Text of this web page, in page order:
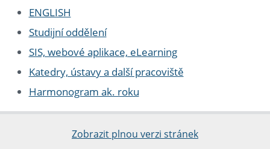
ENGLISH
Studijní oddělení
SIS, webové aplikace, eLearning
Katedry, ústavy a další pracoviště
Harmonogram ak. roku
Zobrazit plnou verzi stránek